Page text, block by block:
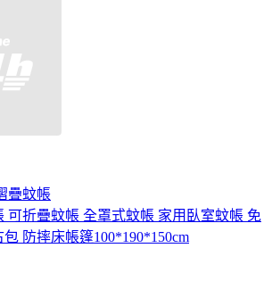
疊蚊帳
可折疊蚊帳 全罩式蚊帳 家用臥室蚊帳 免
防摔床帳篷100*190*150cm